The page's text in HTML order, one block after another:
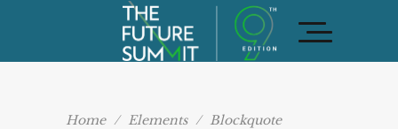
Home / Elements / Blockquote